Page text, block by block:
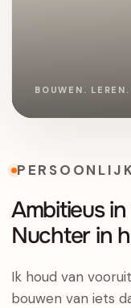
Ambitieus
Nuchter in
Ik houd van
bouwen van iets